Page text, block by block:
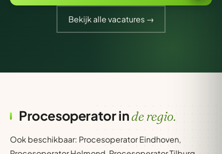
Bekijk alle vacatures →
Procesoperator inde regio.
Ook beschikbaar: Procesoperator Eindhoven,